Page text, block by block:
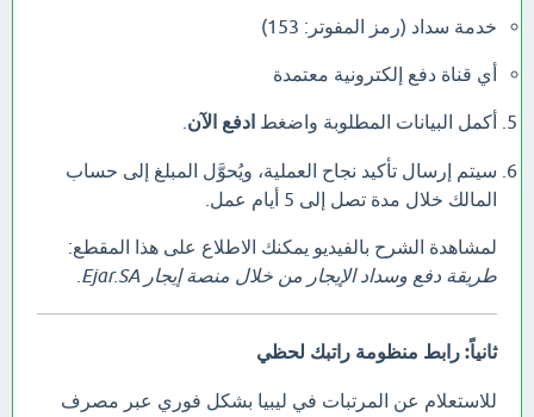
خدمة سداد (رمز المفوتر: 153)
أي قناة دفع إلكترونية معتمدة
أكمل البيانات المطلوبة واضغط ادفع الآن
سيتم إرسال تأكيد نجاح العملية، ويُحوَّل المبلغ إلى حساب
المالك خلال مدة تصل إلى 5 أيام عمل.
لمشاهدة الشرح بالفيديو يمكنك الاطلاع على هذا المقطع:
طريقة دفع وسداد الإيجار من خلال منصة إيجار Ejar.SA
ثانياً: رابط منظومة راتبك لحظي
للاستعلام عن المرتبات في ليبيا بشكل فوري عبر مصرف